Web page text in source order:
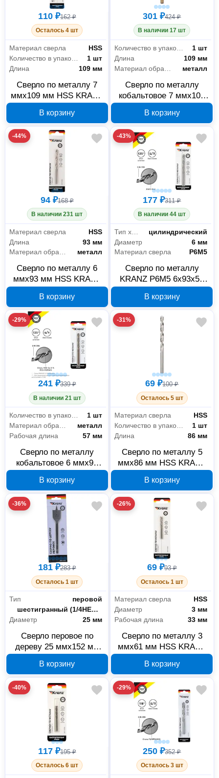
110 ₽162 ₽
Осталось 4 шт
Материал сверла
HSS
1 шт
Длина
109 мм
Сверло по металлу 7
ммx109 мм HSS KRANZ
В корзину
301 ₽424 ₽
В наличии 17 шт
Количество в упаковке
1 шт
Длина
109 мм
металл
Сверло по металлу
кобальтовое 7 ммx109
91-0509
В корзину
-44%
94 ₽168 ₽
В наличии 231 шт
Материал сверла
HSS
Длина
93 мм
Материал обработки
металл
Сверло по металлу 6
ммx93 мм HSS KRANZ
В корзину
-43%
177 ₽311 ₽
В наличии 44 шт
Тип хвостовика
цилиндрический
Диаметр
6 мм
Материал сверла
Р6М5
Сверло по металлу
KRANZ P6M5 6x93x57
В корзину
-29%
241 ₽339 ₽
В наличии 21 шт
Количество в упаковке
1 шт
Материал обработки
металл
Рабочая длина
57 мм
Сверло по металлу
кобальтовое 6 ммx93
91-0508
В корзину
-31%
69 ₽100 ₽
Осталось 5 шт
Материал сверла
HSS
Количество в упаковке
1 шт
Длина
86 мм
Сверло по металлу 5
ммx86 мм HSS KRANZ
В корзину
-36%
181 ₽283 ₽
Осталось 1 шт
Тип
перовой
Тип хвостовика
шестигранный (1/4HEX - E)
Диаметр
25 мм
Сверло перовое по
дереву 25 ммx152 мм
В корзину
-26%
69 ₽93 ₽
Осталось 1 шт
Материал сверла
HSS
Диаметр
3 мм
Рабочая длина
33 мм
Сверло по металлу 3
ммx61 мм HSS KRANZ
В корзину
-40%
117 ₽195 ₽
Осталось 6 шт
-29%
250 ₽352 ₽
Осталось 3 шт